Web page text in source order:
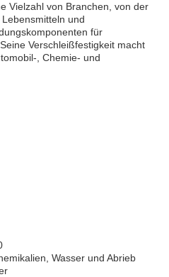
Vielzahl von Branchen, von der
und
für
Verschleißfestigkeit macht
, Chemie- und
Wasser und Abrieb